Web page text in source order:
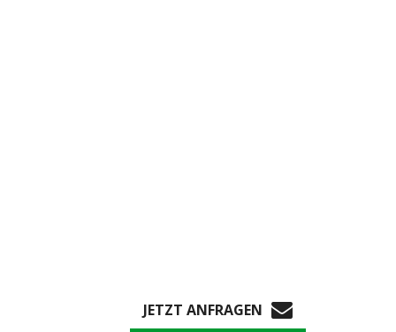
JETZT ANFRAGEN